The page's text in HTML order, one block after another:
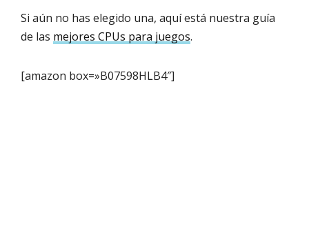
Si aún no has elegido una, aquí está nuestra guía
de las mejores CPUs para juegos.
[amazon box=»B07598HLB4″]